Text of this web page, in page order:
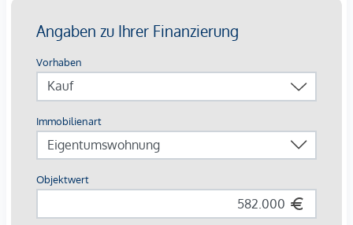
Highlights auf einen Blick
Europas erstes Stadtquartier in Holzbauweise
CO²-neutrale Energieversorgung durch Geothermie &
253 Wohnungen von 34 – 108 m²
Jede Einheit mit Außenfläche
Perfekte Innenstadtlage mit Natur, Kultur und Kulinarik